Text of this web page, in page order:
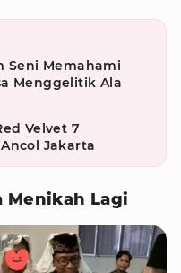
Seni Memahami
Menggelitik Ala
Velvet 7
Jakarta
Menikah Lagi